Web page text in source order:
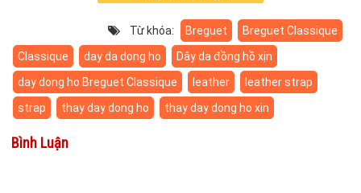
Từ khóa: Breguet
Breguet Classique
Classique
day da dong ho
Dây da đồng hồ xịn
day dong ho Breguet Classique
leather
leather strap
strap
thay day dong ho thay day dong ho xin
Bình Luận